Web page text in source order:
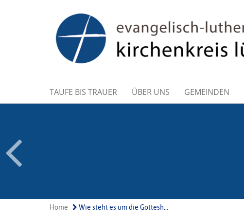
TAUFE BIS TRAUER ÜBER UNS GEMEINDEN
Home Wie steht es um die Gottesh...